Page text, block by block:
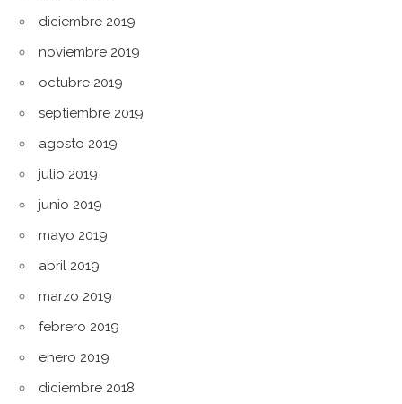
diciembre 2019
noviembre 2019
octubre 2019
septiembre 2019
agosto 2019
julio 2019
junio 2019
mayo 2019
abril 2019
marzo 2019
febrero 2019
enero 2019
diciembre 2018